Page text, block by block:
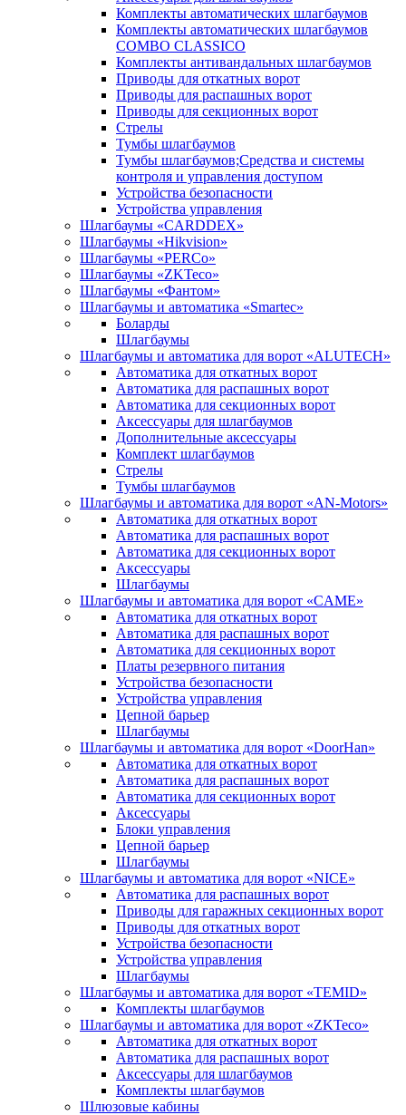
Комплекты автоматических шлагбаумов
Комплекты автоматических шлагбаумов
COMBO CLASSICO
Комплекты антивандальных шлагбаумов
Приводы для откатных ворот
Приводы для распашных ворот
Приводы для секционных ворот
Стрелы
Тумбы шлагбаумов
Тумбы шлагбаумов;Средства и системы
контроля и управления доступом
Устройства безопасности
Устройства управления
Шлагбаумы «CARDDEX»
Шлагбаумы «Hikvision»
Шлагбаумы «PERCo»
Шлагбаумы «ZKTeco»
Шлагбаумы «Фантом»
Шлагбаумы и автоматика «Smartec»
Боларды
Шлагбаумы
Шлагбаумы и автоматика для ворот «ALUTECH»
Автоматика для откатных ворот
Автоматика для распашных ворот
Автоматика для секционных ворот
Аксессуары для шлагбаумов
Дополнительные аксессуары
Комплект шлагбаумов
Стрелы
Тумбы шлагбаумов
Шлагбаумы и автоматика для ворот «AN-Motors»
Автоматика для откатных ворот
Автоматика для распашных ворот
Автоматика для секционных ворот
Аксессуары
Шлагбаумы
Шлагбаумы и автоматика для ворот «CAME»
Автоматика для откатных ворот
Автоматика для распашных ворот
Автоматика для секционных ворот
Платы резервного питания
Устройства безопасности
Устройства управления
Цепной барьер
Шлагбаумы
Шлагбаумы и автоматика для ворот «DoorHan»
Автоматика для откатных ворот
Автоматика для распашных ворот
Автоматика для секционных ворот
Аксессуары
Блоки управления
Цепной барьер
Шлагбаумы
Шлагбаумы и автоматика для ворот «NICE»
Автоматика для распашных ворот
Приводы для гаражных секционных ворот
Приводы для откатных ворот
Устройства безопасности
Устройства управления
Шлагбаумы
Шлагбаумы и автоматика для ворот «TEMID»
Комплекты шлагбаумов
Шлагбаумы и автоматика для ворот «ZKTeco»
Автоматика для откатных ворот
Автоматика для распашных ворот
Аксессуары для шлагбаумов
Комплекты шлагбаумов
Шлюзовые кабины